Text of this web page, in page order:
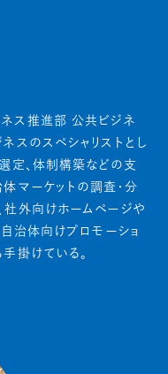
ス推進部 公共ビジネ
スのスペシャリストとし
定、体制構築などの支
マーケットの調査・分
社外向けホームページや
治体向けプロモーショ
掛けている。